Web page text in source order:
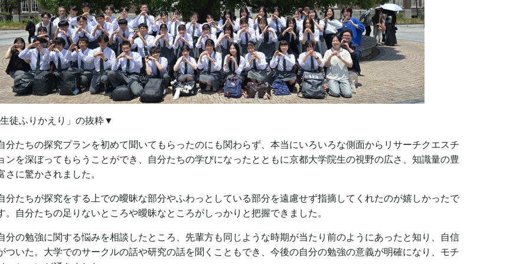
徒ふりかえり」の抜粋▼
分たちの探究プランを初めて聞いてもらったのにも関わらず、本当にいろいろな側面からリサーチクエスチ
ンを深ぼってもらうことができ、自分たちの学びになったとともに京都大学院生の視野の広さ、知識量の豊
さに驚かされました。
分たちが探究をする上での曖昧な部分やふわっとしている部分を遠慮せず指摘してくれたのが嬉しかったで
。自分たちの足りないところや曖昧なところがしっかりと把握できました。
分の勉強に関する悩みを相談したところ、先輩方も同じような時期が当たり前のようにあったと知り、自信
ついた。大学でのサークルの話や研究の話を聞くこともでき、今後の自分の勉強の意義が明確になり、モチ